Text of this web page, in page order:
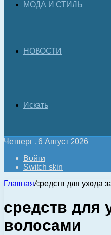
МОДА И СТИЛЬ
НОВОСТИ
Искать
Четверг , 6 Август 2026
Войти
Switch skin
Главная/средств для ухода
средств для
волосами